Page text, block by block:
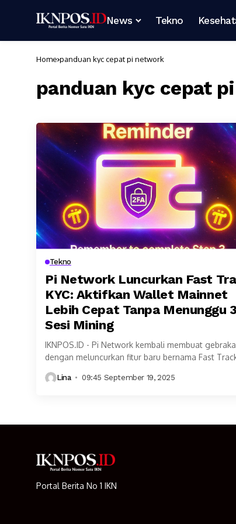
News Tekno
Home panduan kyc cepat pi network
panduan kyc cepat
Tekno
Pi Network Luncurkan Fast
KYC: Aktifkan Wallet Mainnet
Lebih Cepat Tanpa Menunggu
Sesi Mining
IKNPOS.ID - Pi Network kembali membuat
dengan meluncurkan fitur baru bernama Fast
melakukan...
Lina 09:45 September 19, 2025
Portal Berita No 1 IKN